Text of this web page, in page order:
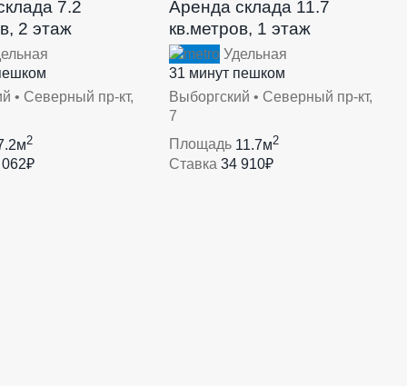
7.2
2 этаж
• Северный пр-кт,
2
Аренда склада 11.7
кв.метров, 1 этаж
Удельная
31 минут пешком
Выборгский • Северный пр-кт,
7
Площадь 11.7м2
Ставка 34 910₽